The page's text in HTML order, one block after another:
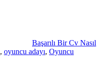
Başarılı Bir Cv Nasıl
, oyuncu adayı, Oyuncu